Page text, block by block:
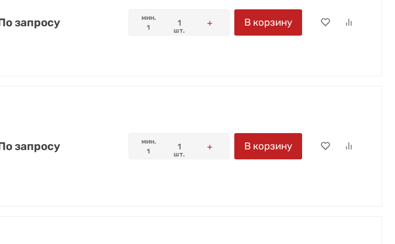
запросу
мин.
1
шт.
В корзину
запросу
мин.
1
шт.
В корзину